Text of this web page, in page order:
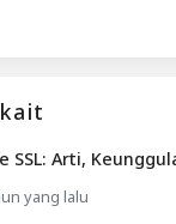
SSL: Arti,
yang lalu